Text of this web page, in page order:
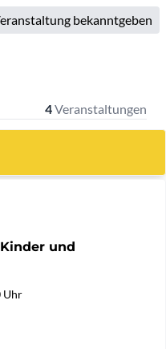
bekanntgeben
4Veranstaltungen
und
Uhr